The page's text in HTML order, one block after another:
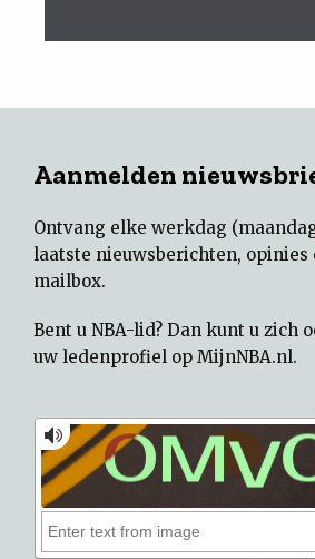
Aanmelden
Ontvang elke werkdag
laatste nieuwsberichten,
mailbox.
Bent u NBA-lid? Dan kunt u zich
uw ledenprofiel op MijnNBA.nl.